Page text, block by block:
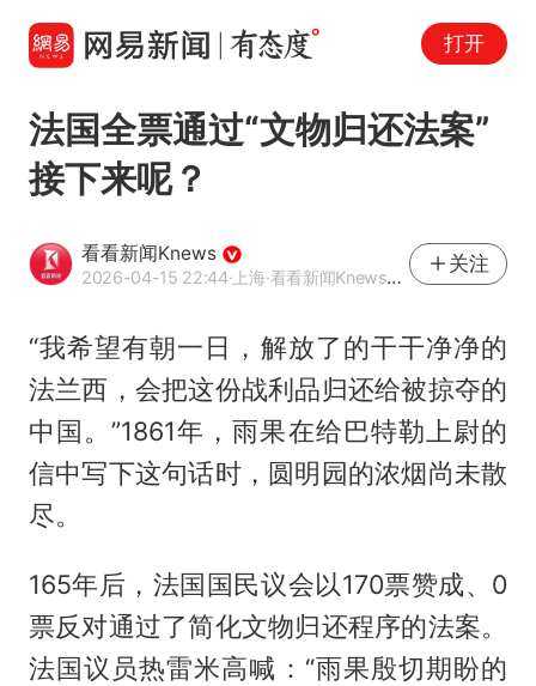
打开
法国全票通过“文物归还法案”
接下来呢？
看看新闻Knews
2026-04-15 22:44·上海·看看新闻Knews官方网易号
关注
“我希望有朝一日，解放了的干干净净的
法兰西，会把这份战利品归还给被掠夺的
中国。”1861年，雨果在给巴特勒上尉的
信中写下这句话时，圆明园的浓烟尚未散
尽。
165年后，法国国民议会以170票赞成、0
票反对通过了简化文物归还程序的法案。
法国议员热雷米高喊：“雨果殷切期盼的